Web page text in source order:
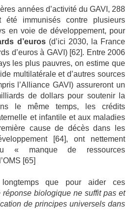
années d’activité du GAVI, 288
été immunisés contre plusieurs
en voie de développement, pour
d’euros(d’ici 2030, la France
d’euros à GAVI) [62]. Entre 2006
les plus pauvres, on estime que
multilatérale et d’autres sources
l’Alliance GAVI) assureront un
de dollars pour soutenir la
le même temps, les crédits
et infantile et aux maladies
cause de décès dans les
[64], ont nettement
« manque de ressources
[65]
que pour aider ces
réponse biologique ne suffit pas et
de principes universels dans